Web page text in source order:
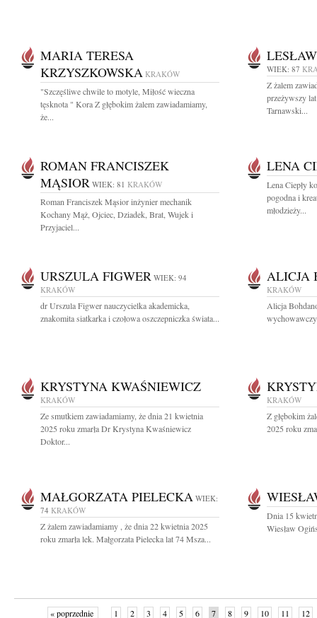
MARIA TERESA
KRZYSZKOWSKA KRAKÓW
"Szczęśliwe chwile to motyle, Miłość wieczna
tęsknota " Kora Z głębokim żalem zawiadamiamy,
że...
WIEK: 87
Z żalem
przeżywszy
Tarnawski...
ROMAN FRANCISZEK
MĄSIOR WIEK: 81 KRAKÓW
Roman Franciszek Mąsior inżynier mechanik
Kochany Mąż, Ojciec, Dziadek, Brat, Wujek i
Przyjaciel...
LENA
Lena Ciepły
pogodna i
młodzieży...
URSZULA FIGWER WIEK: 94
KRAKÓW
dr Urszula Figwer nauczycielka akademicka,
znakomita siatkarka i czołowa oszczepniczka świata...
ALICJA
KRAKÓW
Alicja
KRYSTYNA KWAŚNIEWICZ
KRAKÓW
Ze smutkiem zawiadamiamy, że dnia 21 kwietnia
2025 roku zmarła Dr Krystyna Kwaśniewicz
Doktor...
KRAKÓW
Z głębokim
2025 roku
MAŁGORZATA PIELECKA WIEK:
74 KRAKÓW
Z żalem zawiadamiamy , że dnia 22 kwietnia 2025
roku zmarła lek. Małgorzata Pielecka lat 74 Msza...
Dnia 15
Wiesław
« poprzednie 1 2 3 4 5 6 7 8 9 10 11 12